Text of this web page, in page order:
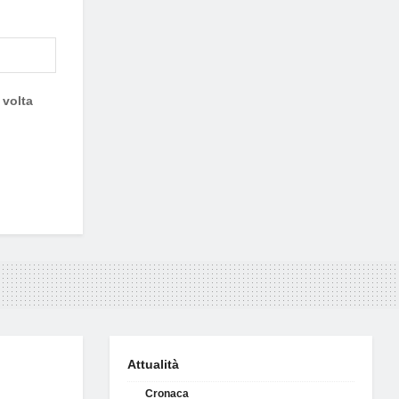
volta
Attualità
Cronaca